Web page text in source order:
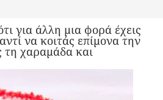
για άλλη μια φορά έχεις
να κοιτάς επίμονα την
τη χαραμάδα και